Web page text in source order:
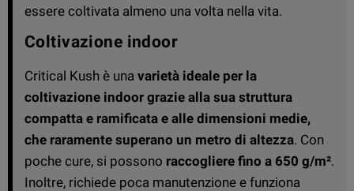
essere coltivata almeno una volta nella vita.
Coltivazione indoor
Critical Kush è una varietà ideale per la
coltivazione indoor grazie alla sua struttura
compatta e ramificata e alle dimensioni medie,
che raramente superano un metro di altezza. Con
poche cure, si possono raccogliere fino a 650 g/m².
Inoltre, richiede poca manutenzione e funziona